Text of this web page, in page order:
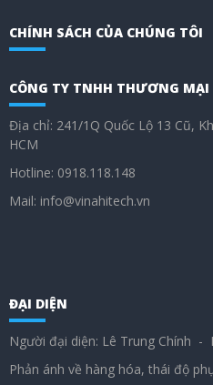
CHÍNH SÁCH CỦA CHÚNG TÔI
CÔNG TY TNHH THƯƠNG MẠI
Địa chỉ: 241/1Q Quốc Lộ 13 Cũ,
HCM
Hotline: 0918.118.148
Mail: info@vinahitech.vn
ĐẠI DIỆN
Người đại diện: Lê Trung Chính -
Phản ánh về hàng hóa, thái độ